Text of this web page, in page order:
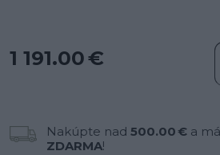
1 191.00 €
Nakúpte nad 500.00 € a
ZDARMA!